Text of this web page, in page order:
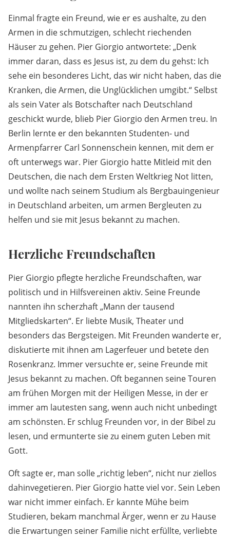
Einmal fragte ein Freund, wie er es aushalte, zu den
Armen in die schmutzigen, schlecht riechenden
Häuser zu gehen. Pier Giorgio antwortete: „Denk
immer daran, dass es Jesus ist, zu dem du gehst: Ich
sehe ein besonderes Licht, das wir nicht haben, das die
Kranken, die Armen, die Unglücklichen umgibt.“ Selbst
als sein Vater als Botschafter nach Deutschland
geschickt wurde, blieb Pier Giorgio den Armen treu. In
Berlin lernte er den bekannten Studenten- und
Armenpfarrer Carl Sonnenschein kennen, mit dem er
oft unterwegs war. Pier Giorgio hatte Mitleid mit den
Deutschen, die nach dem Ersten Weltkrieg Not litten,
und wollte nach seinem Studium als Bergbauingenieur
in Deutschland arbeiten, um armen Bergleuten zu
helfen und sie mit Jesus bekannt zu machen.
Herzliche Freundschaften
Pier Giorgio pflegte herzliche Freundschaften, war
politisch und in Hilfsvereinen aktiv. Seine Freunde
nannten ihn scherzhaft „Mann der tausend
Mitgliedskarten“. Er liebte Musik, Theater und
besonders das Bergsteigen. Mit Freunden wanderte er,
diskutierte mit ihnen am Lagerfeuer und betete den
Rosenkranz. Immer versuchte er, seine Freunde mit
Jesus bekannt zu machen. Oft begannen seine Touren
am frühen Morgen mit der Heiligen Messe, in der er
immer am lautesten sang, wenn auch nicht unbedingt
am schönsten. Er schlug Freunden vor, in der Bibel zu
lesen, und ermunterte sie zu einem guten Leben mit
Gott.
Oft sagte er, man solle „richtig leben“, nicht nur ziellos
dahinvegetieren. Pier Giorgio hatte viel vor. Sein Leben
war nicht immer einfach. Er kannte Mühe beim
Studieren, bekam manchmal Ärger, wenn er zu Hause
die Erwartungen seiner Familie nicht erfüllte, verliebte